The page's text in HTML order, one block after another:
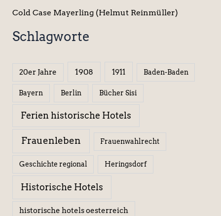
Cold Case Mayerling (Helmut Reinmüller)
Schlagworte
20er Jahre 1908 1911 Baden-Baden
Bayern Berlin Bücher Sisi
Ferien historische Hotels
Frauenleben Frauenwahlrecht
Geschichte regional Heringsdorf
Historische Hotels
historische hotels oesterreich